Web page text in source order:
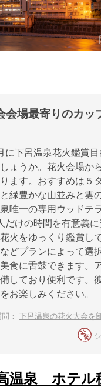
会場最寄りのカッ
に下呂温泉花火鑑賞
ょうか。花火会場か
ます。おすすめは５
緑豊かな山並みと雲
唯一の専用ウッドテ
だけの時間を有意義
火をゆっくり鑑賞し
どプランによって選
食に舌鼓できます。
しており便利です。
お楽しみください。
： 下呂温泉の花火大会を
温泉 ホテル